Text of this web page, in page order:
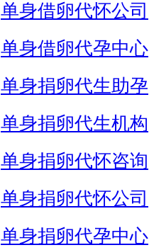
单身借卵代怀公司
单身借卵代孕中心
单身捐卵代生助孕
单身捐卵代生机构
单身捐卵代怀咨询
单身捐卵代怀公司
单身捐卵代孕中心